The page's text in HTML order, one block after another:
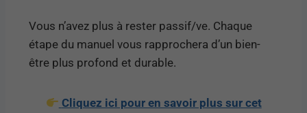
Vous n’avez plus à rester passif/ve. Chaque
étape du manuel vous rapprochera d’un bien-
être plus profond et durable.
Cliquez ici pour en savoir plus sur cet